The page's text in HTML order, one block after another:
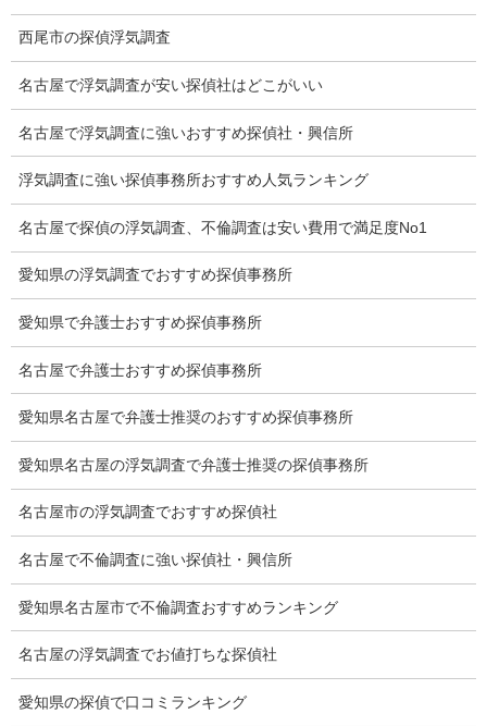
浮気調査特別プラン
ストーカー関連調査料金
所在調査 家出調査料金
猫の捜索調査料金
報告書サンプル
調査事例
お礼の言葉
調査料金のご質問
調査員の人数（浮気調査）
調査プランのご依頼の割合
慰謝料の相場
離婚手続
探偵社の要点
西尾市の探偵浮気調査
名古屋で浮気調査が安い探偵社はどこがいい
名古屋で浮気調査に強いおすすめ探偵社・興信所
浮気調査に強い探偵事務所おすすめ人気ランキング
名古屋で探偵の浮気調査、不倫調査は安い費用で満足度No1
愛知県の浮気調査でおすすめ探偵事務所
愛知県で弁護士おすすめ探偵事務所
名古屋で弁護士おすすめ探偵事務所
愛知県名古屋で弁護士推奨のおすすめ探偵事務所
愛知県名古屋の浮気調査で弁護士推奨の探偵事務所
名古屋市の浮気調査でおすすめ探偵社
名古屋で不倫調査に強い探偵社・興信所
愛知県名古屋市で不倫調査おすすめランキング
名古屋の浮気調査でお値打ちな探偵社
愛知県の探偵で口コミランキング